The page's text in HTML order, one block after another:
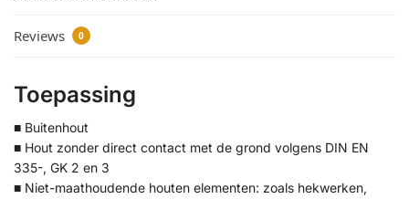
Reviews 0
Toepassing
■ Buitenhout
■ Hout zonder direct contact met de grond volgens DIN EN
335-, GK 2 en 3
■ Niet-maathoudende houten elementen: zoals hekwerken,